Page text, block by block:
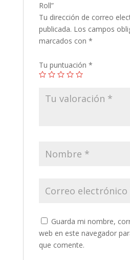
Roll”
Tu dirección de correo
publicada. Los campos
marcados con *
Tu puntuación *
Guarda mi nombre,
web en este navegador
que comente.